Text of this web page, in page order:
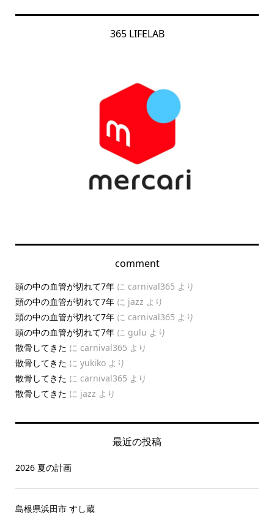
365 LIFELAB
comment
頭の中の血管が切れて7年に carnival365 より
頭の中の血管が切れて7年に jazz より
頭の中の血管が切れて7年に carnival365 より
頭の中の血管が切れて7年に gulu より
散骨してきた に carnival365 より
散骨してきた に yukikoより
散骨してきた に carnival365 より
散骨してきた に jazz より
最近の投稿
2026 夏の計画
島根県浜田市 すし蔵